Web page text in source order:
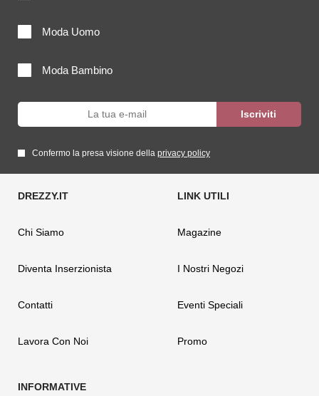
Moda Uomo
Moda Bambino
Confermo la presa visione della privacy policy
Chi Siamo
Diventa Inserzionista
Contatti
Lavora Con Noi
Magazine
I Nostri Negozi
Eventi Speciali
Promo